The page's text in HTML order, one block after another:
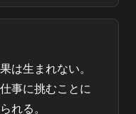
は生まれない。
事に挑むことに
れる。